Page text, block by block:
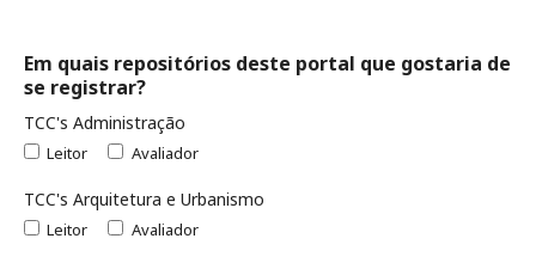
Em quais repositórios deste portal que gostaria de
se registrar?
TCC's Administração
Leitor Avaliador
TCC's Arquitetura e Urbanismo
Leitor Avaliador